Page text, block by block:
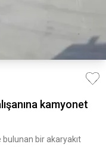
kamyonet
bir akaryakıt